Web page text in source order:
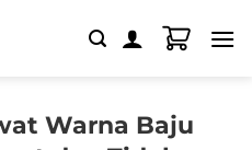
Warna Baju